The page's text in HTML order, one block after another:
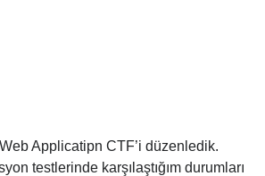
Applicatipn CTF’i düzenledik.
testlerinde karşılaştığım durumları